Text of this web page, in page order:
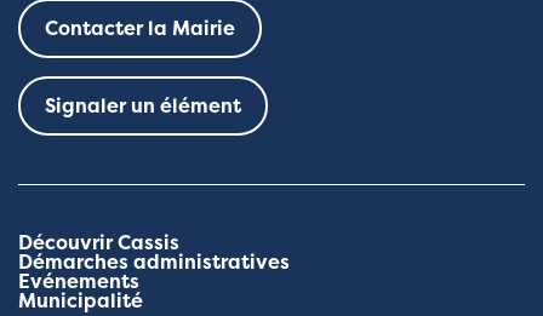
Contacter la Mairie
Signaler un élément
Découvrir Cassis
Démarches administratives
Evénements
Municipalité